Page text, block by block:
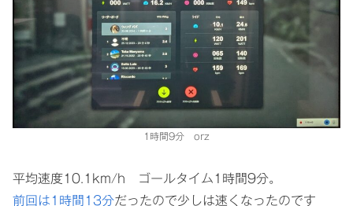
1時間9分 orz
平均速度10.1km/h ゴールタイム1時間9分。
前回は1時間13分だったので少しは速くなったのです